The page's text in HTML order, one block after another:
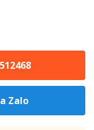
Zalo